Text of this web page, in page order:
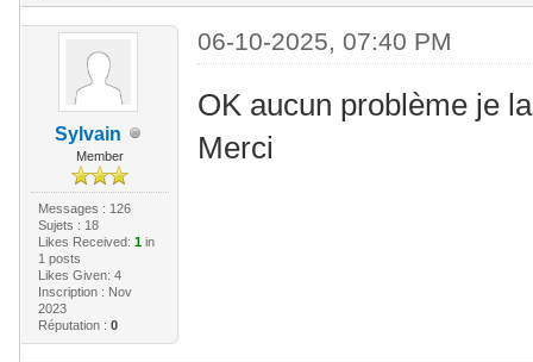
Sylvain
Member
Messages : 126
Sujets : 18
Likes Received: 1in
1 posts
Likes Given: 4
Inscription : Nov
2023
Réputation : 0
06-10-2025, 07:40 PM
OK aucun problème je
Merci